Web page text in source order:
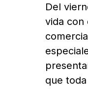
Del
vida con
que